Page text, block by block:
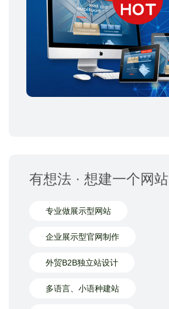
有想法 · 想建一个网站
专业做展示型网站
企业展示型官网制作
外贸B2B独立站设计
多语言、小语种建站